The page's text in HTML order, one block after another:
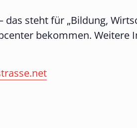
das steht für „Bildung,
bekommen. Weitere